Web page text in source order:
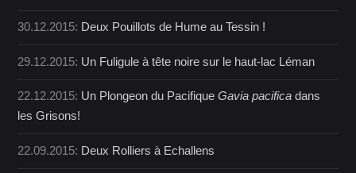
30.12.2015: Deux Pouillots de Hume au Tessin !
29.12.2015: Un Fuligule à tête noire sur le haut-lac Léman
22.12.2015: Un Plongeon du PacifiqueGavia pacifica dans
les Grisons!
22.09.2015: Deux Rolliers à Echallens